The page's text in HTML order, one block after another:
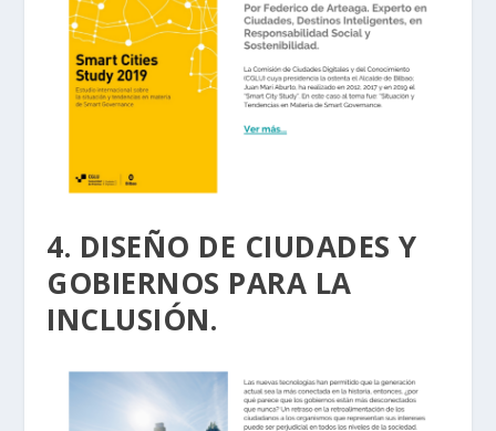
4. DISEÑO DE CIUDADES Y
GOBIERNOS PARA LA
INCLUSIÓN.